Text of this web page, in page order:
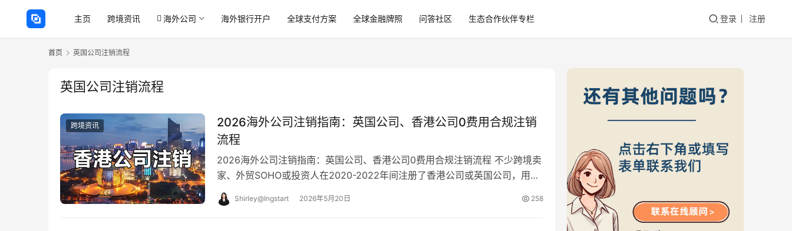
主页 跨境资讯 海外公司 海外银行开户 全球支付方案 全球金融牌照 问答社区 生态合作伙伴专栏 登录 注册
首页 英国公司注销流程
英国公司注销流程
跨境资讯
2026海外公司注销指南：英国公司、香港公司0费用合规注销
流程
2026海外公司注销指南：英国公司、香港公司0费用合规注销流程 不少跨境卖
家、外贸SOHO或投资人在2020-2022年间注册了香港公司或英国公司，用于
跨境电商或海外收款。随着业务…
Shirley@Ingstart 2026年5月20日 258